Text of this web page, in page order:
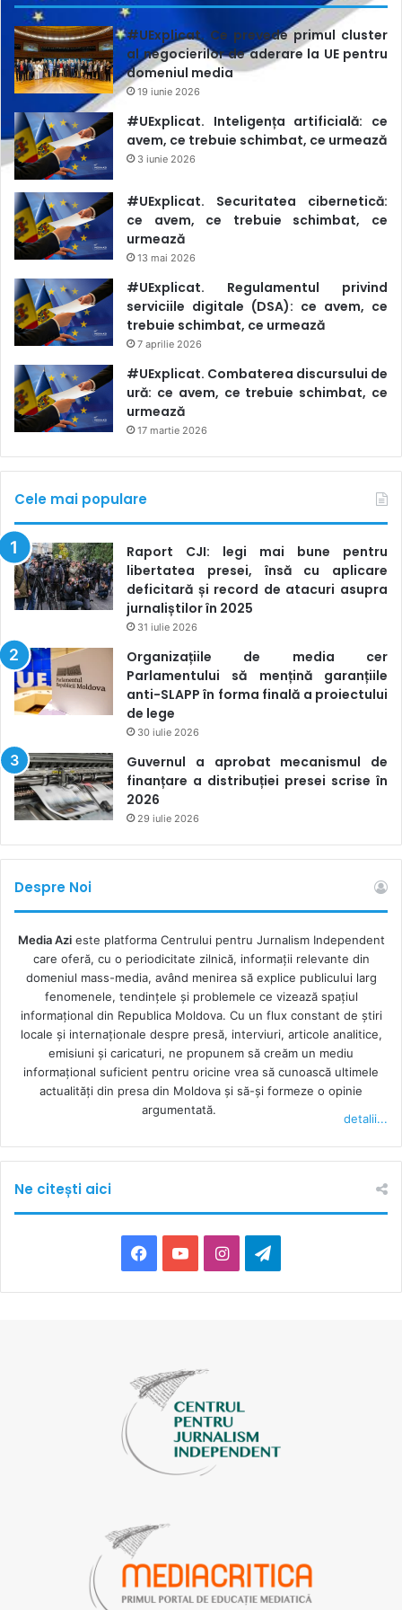
#UExplicat. Ce prevede primul cluster
al negocierilor de aderare la UE pentru
domeniul media
19 iunie 2026
#UExplicat. Inteligența artificială: ce
avem, ce trebuie schimbat, ce urmează
3 iunie 2026
#UExplicat. Securitatea cibernetică:
ce avem, ce trebuie schimbat, ce
urmează
13 mai 2026
#UExplicat. Regulamentul privind
serviciile digitale (DSA): ce avem, ce
trebuie schimbat, ce urmează
7 aprilie 2026
#UExplicat. Combaterea discursului de
ură: ce avem, ce trebuie schimbat, ce
urmează
17 martie 2026
Cele mai populare
Raport CJI: legi mai bune pentru
libertatea presei, însă cu aplicare
deficitară și record de atacuri asupra
jurnaliștilor în 2025
31 iulie 2026
Organizațiile de media cer
Parlamentului să mențină garanțiile
anti-SLAPP în forma finală a proiectului
de lege
30 iulie 2026
Guvernul a aprobat mecanismul de
finanțare a distribuției presei scrise în
2026
29 iulie 2026
Despre Noi
Media Azieste platforma Centrului pentru Jurnalism Independent
care oferă, cu o periodicitate zilnică, informații relevante din
domeniul mass-media, având menirea să explice publicului larg
fenomenele, tendințele și problemele ce vizează spațiul
informațional din Republica Moldova. Cu un flux constant de ştiri
locale şi internaţionale despre presă, interviuri, articole analitice,
emisiuni și caricaturi, ne propunem să creăm un mediu
informaţional suficient pentru oricine vrea să cunoască ultimele
actualităţi din presa din Moldova şi să-şi formeze o opinie
argumentată.
detalii...
Ne citești aici
Facebook
YouTubeInstagramTelegram